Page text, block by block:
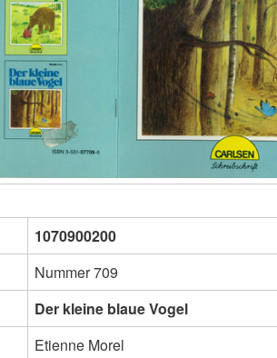
1070900200
Nummer 709
Der kleine blaue Vogel
Etienne Morel